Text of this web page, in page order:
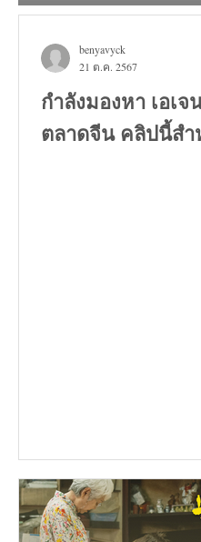
กำลังมองหา เอเจ
ตลาดจีน คลิปนี้ส
benyavyck
21 ต.ค. 2567